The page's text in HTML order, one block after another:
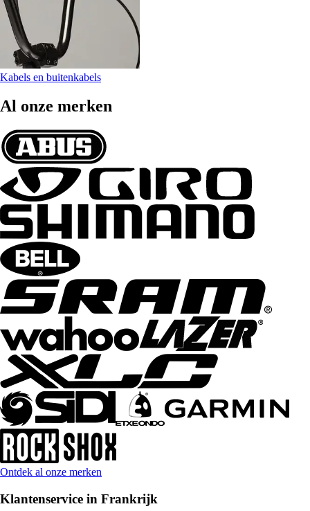
Kabels en buitenkabels
Al onze merken
Ontdek al onze merken
Klantenservice in Frankrijk